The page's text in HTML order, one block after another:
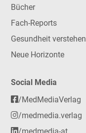
Bücher
Fach-Reports
Gesundheit verstehen
Neue Horizonte
Social Media
/MedMediaVerlag
/medmedia.verlag